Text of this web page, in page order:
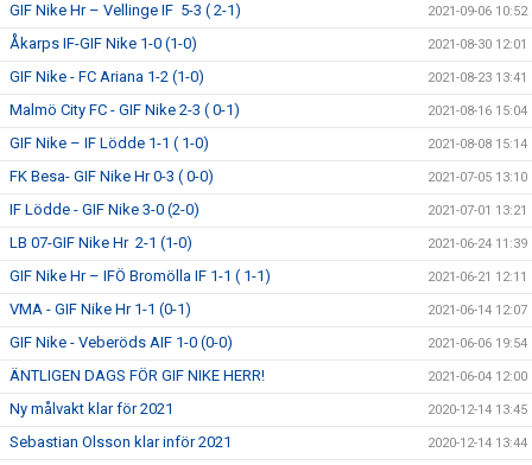
GIF Nike Hr – Vellinge IF 5-3 ( 2-1) 2021-09-06 10:52
Åkarps IF-GIF Nike 1-0 (1-0) 2021-08-30 12:01
GIF Nike - FC Ariana 1-2 (1-0) 2021-08-23 13:41
Malmö City FC - GIF Nike 2-3 ( 0-1) 2021-08-16 15:04
GIF Nike – IF Lödde 1-1 ( 1-0) 2021-08-08 15:14
FK Besa- GIF Nike Hr 0-3 ( 0-0) 2021-07-05 13:10
IF Lödde - GIF Nike 3-0 (2-0) 2021-07-01 13:21
LB 07-GIF Nike Hr 2-1 (1-0) 2021-06-24 11:39
GIF Nike Hr – IFÖ Bromölla IF 1-1 ( 1-1) 2021-06-21 12:11
VMA - GIF Nike Hr 1-1 (0-1) 2021-06-14 12:07
GIF Nike - Veberöds AIF 1-0 (0-0) 2021-06-06 19:54
ÄNTLIGEN DAGS FÖR GIF NIKE HERR! 2021-06-04 12:00
Ny målvakt klar för 2021 2020-12-14 13:45
Sebastian Olsson klar inför 2021 2020-12-14 13:44